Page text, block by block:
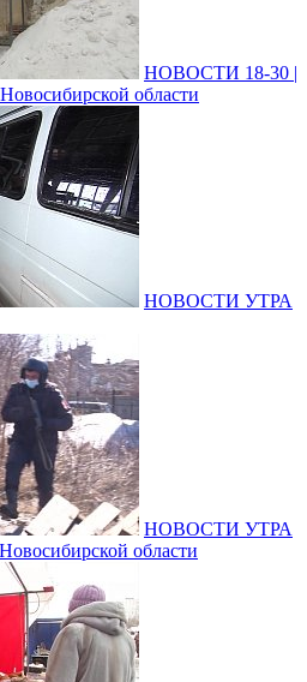
НОВОСТИ 18-30 |
области
НОВОСТИ УТРА
НОВОСТИ УТРА
области